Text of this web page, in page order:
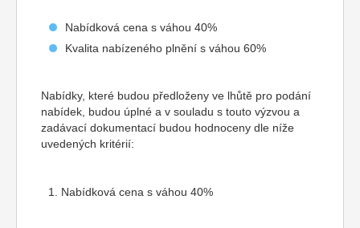
Nabídková cena s váhou 40%
Kvalita nabízeného plnění s váhou 60%
Nabídky, které budou předloženy ve lhůtě pro podání
nabídek, budou úplné a v souladu s touto výzvou a
zadávací dokumentací budou hodnoceny dle níže
uvedených kritérií:
Nabídková cena s váhou 40%